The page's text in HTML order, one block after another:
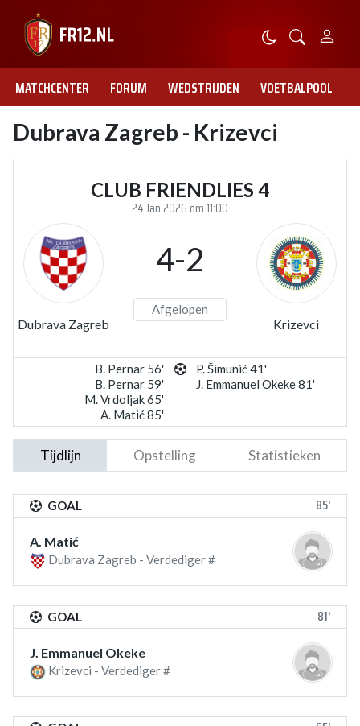
MATCHCENTER FORUM WEDSTRIJDEN VOETBALPOOL
Dubrava Zagreb - Krizevci
CLUB FRIENDLIES 4
24 Jan 2026 om 11:00
Dubrava Zagreb
4-2
Afgelopen
Krizevci
B. Pernar 56'
B. Pernar 59'
M. Vrdoljak 65'
A. Matić 85'
P. Šimunić 41'
J. Emmanuel Okeke 81'
Tijdlijn Opstelling Statistieken
GOAL 85'
A. Matić
Dubrava Zagreb - Verdediger #
GOAL 81'
J. Emmanuel Okeke
Krizevci - Verdediger #